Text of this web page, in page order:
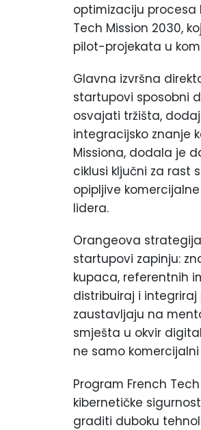
optimizaciju procesa
Tech Mission 2030,
pilot-projekata u
Glavna izvršna
startupovi sposobni
osvajati tržišta,
integracijsko znanje
Missiona, dodala je
ciklusi ključni za rast
opipljive
lidera.
Orangeova
startupovi zapinju:
kupaca, referentnih
distribuiraj i
zaustavljaju na
smješta u okvir
ne samo
Program French
kibernetičke
graditi duboku